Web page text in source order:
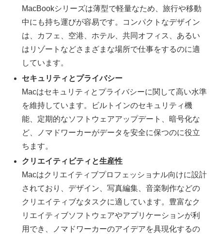
MacBookシリーズは薄型で軽量なため、旅行や移動
中にも持ち運びが容易です。コンパクトなデザイン
は、カフェ、空港、ホテル、共同オフィス、あるい
はリゾートなどさまざまな場所で仕事をするのに適
しています。
セキュリティとプライバシー
Macはセキュリティとプライバシーに関して高い水準
を維持しています。ビルトインのセキュリティ機
能、定期的なソフトウェアアップデート、暗号化な
ど、ノマドワーカーがデータを安全に保つのに役立
ちます。
クリエイティビティと生産性
Macはクリエイティブプロフェッショナル向けに設計
されており、デザイン、写真編集、音楽制作などの
クリエイティブなタスクに適しています。豊富なク
リエイティブソフトウェアやアプリケーションが利
用でき、ノマドワーカーのアイデアを具現化するの